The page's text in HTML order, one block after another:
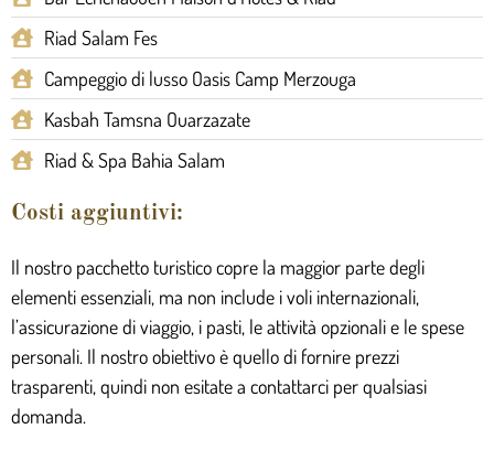
Riad Salam Fes
Campeggio di lusso Oasis Camp Merzouga
Kasbah Tamsna Ouarzazate
Riad & Spa Bahia Salam
Costi aggiuntivi:
Il nostro pacchetto turistico copre la maggior parte degli
elementi essenziali, ma non include i voli internazionali,
l’assicurazione di viaggio, i pasti, le attività opzionali e le spese
personali. Il nostro obiettivo è quello di fornire prezzi
trasparenti, quindi non esitate a contattarci per qualsiasi
domanda.